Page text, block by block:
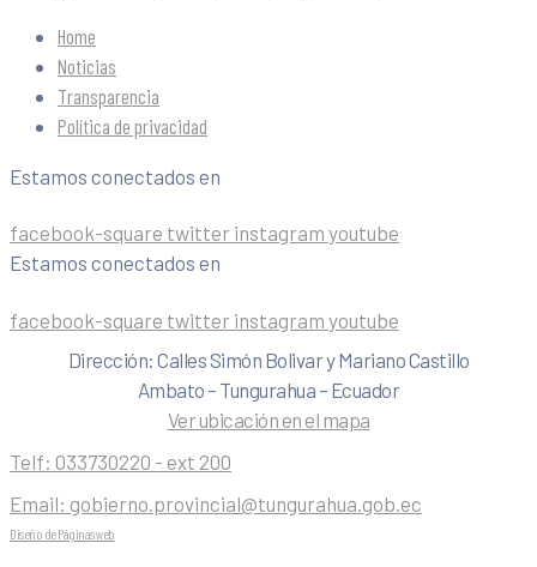
Home
Noticias
Transparencia
Política de privacidad
Estamos conectados en
facebook-square twitter instagram youtube
Estamos conectados en
facebook-square twitter instagram youtube
Dirección: Calles Simón Bolivar y Mariano Castillo
Ambato – Tungurahua – Ecuador
Ver ubicación en el mapa
Telf: 033730220 - ext 200
Email: gobierno.provincial@tungurahua.gob.ec
Diseño de Páginas web